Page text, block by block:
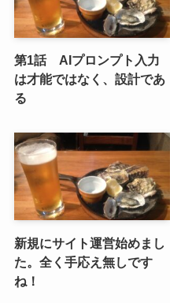
第1話 AIプロンプト入力
は才能ではなく、設計であ
る
新規にサイト運営始めまし
た。全く手応え無しです
ね！